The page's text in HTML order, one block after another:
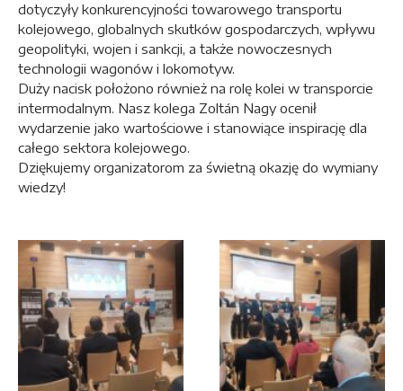
dotyczyły konkurencyjności towarowego transportu
kolejowego, globalnych skutków gospodarczych, wpływu
geopolityki, wojen i sankcji, a także nowoczesnych
technologii wagonów i lokomotyw.
Duży nacisk położono również na rolę kolei w transporcie
intermodalnym. Nasz kolega Zoltán Nagy ocenił
wydarzenie jako wartościowe i stanowiące inspirację dla
całego sektora kolejowego.
Dziękujemy organizatorom za świetną okazję do wymiany
wiedzy!